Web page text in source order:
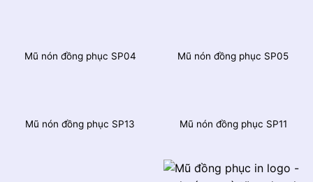
Mũ nón đồng phục SP04 Mũ nón đồng phục SP05
Mũ nón đồng phục SP13 Mũ nón đồng phục SP11